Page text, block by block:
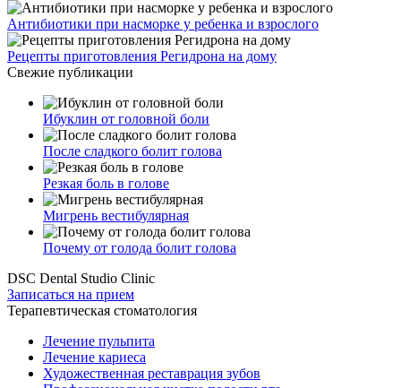
Антибиотики при насморке у ребенка и взрослого
Рецепты приготовления Регидрона на дому
Свежие публикации
Ибуклин от головной боли
После сладкого болит голова
Резкая боль в голове
Мигрень вестибулярная
Почему от голода болит голова
DSC Dental Studio Clinic
Записаться на прием
Терапевтическая стоматология
Лечение пульпита
Лечение кариеса
Художественная реставрация зубов